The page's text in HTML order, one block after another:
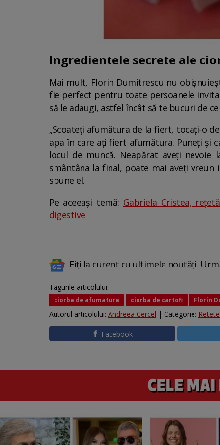
Ingredientele secrete ale
Mai mult, Florin Dumitrescu nu
fie perfect pentru toate persoanele
să le adaugi, astfel încât să te bucuri de
„Scoateți afumătura de la fiert, tocați-o
apa în care ați fiert afumătura. Puneți și
locul de muncă. Neapărat aveți
smântâna la final, poate mai aveți vreun
spune el.
Pe aceeași temă: Gabriela Cristea,
digestive
Fiți la curent cu ultimele noutăți.
Tagurile articolului:
ciorba de afumatura ciorba de cartofi Florin
Autorul articolului: Andreea Cercel | Categorie: Retete
Facebook